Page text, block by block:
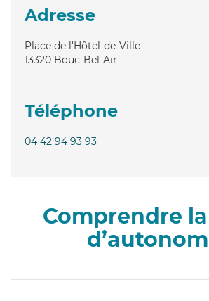
Adresse
Place de l'Hôtel-de-Ville
13320 Bouc-Bel-Air
Téléphone
04 42 94 93 93
Comprendre